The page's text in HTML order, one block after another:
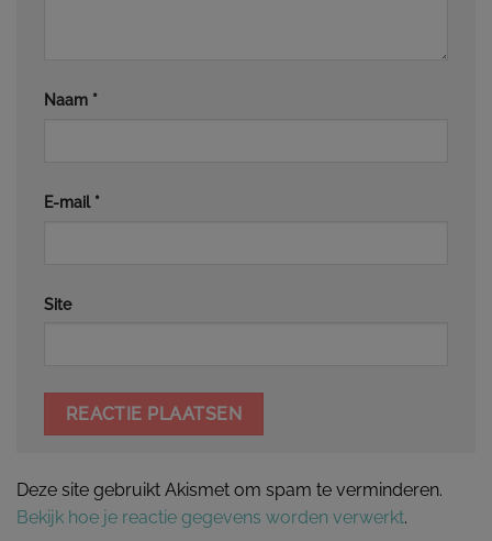
Naam *
E-mail *
Site
Deze site gebruikt Akismet om spam te verminderen.
Bekijk hoe je reactie gegevens worden verwerkt.